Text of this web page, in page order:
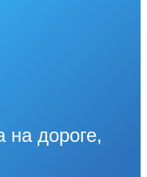
дороге,